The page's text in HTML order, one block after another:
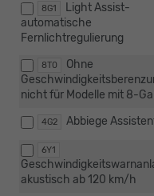
8G1
Light Assist-
automatische
Fernlichtregulierung
8T0
Ohne
nicht für Modelle mit 8-
4G2 Abbiege
6Y1
akustisch ab 120 km/h